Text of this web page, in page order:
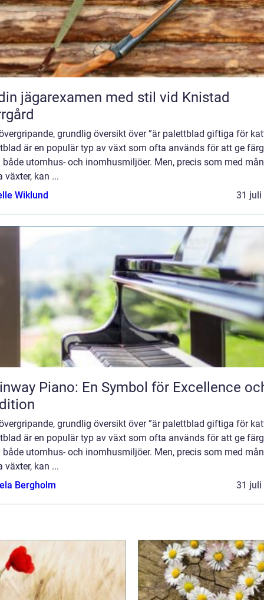
jägarexamen med stil vid Knistad
grundlig översikt över ”är palettblad giftiga för
är en populär typ av växt som ofta används för att ge
utomhus- och inomhusmiljöer. Men, precis som med
växter, kan ...
Wiklund
31 juli
Piano: En Symbol för Excellence
grundlig översikt över ”är palettblad giftiga för
är en populär typ av växt som ofta används för att ge
utomhus- och inomhusmiljöer. Men, precis som med
växter, kan ...
Bergholm
31 juli